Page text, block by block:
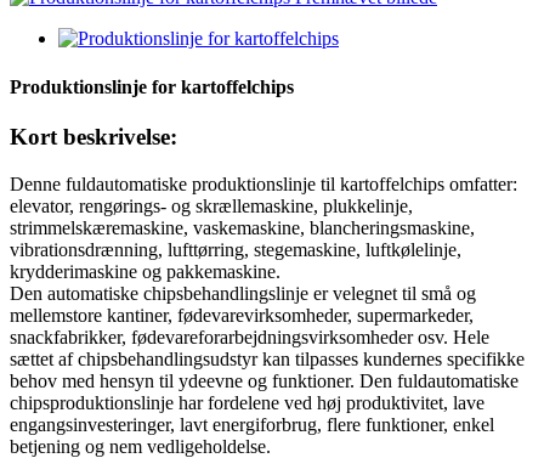
Produktionslinje for kartoffelchips
Kort beskrivelse:
Denne fuldautomatiske produktionslinje til kartoffelchips omfatter:
elevator, rengørings- og skrællemaskine, plukkelinje,
strimmelskæremaskine, vaskemaskine, blancheringsmaskine,
vibrationsdrænning, lufttørring, stegemaskine, luftkølelinje,
krydderimaskine og pakkemaskine.
Den automatiske chipsbehandlingslinje er velegnet til små og
mellemstore kantiner, fødevarevirksomheder, supermarkeder,
snackfabrikker, fødevareforarbejdningsvirksomheder osv. Hele
sættet af chipsbehandlingsudstyr kan tilpasses kundernes specifikke
behov med hensyn til ydeevne og funktioner. Den fuldautomatiske
chipsproduktionslinje har fordelene ved høj produktivitet, lave
engangsinvesteringer, lavt energiforbrug, flere funktioner, enkel
betjening og nem vedligeholdelse.